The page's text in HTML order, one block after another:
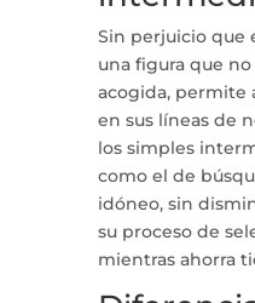
Sin perjuicio que
una figura que
acogida, permite
en sus líneas de
los simples
como el de
idóneo, sin
su proceso de
mientras ahorra